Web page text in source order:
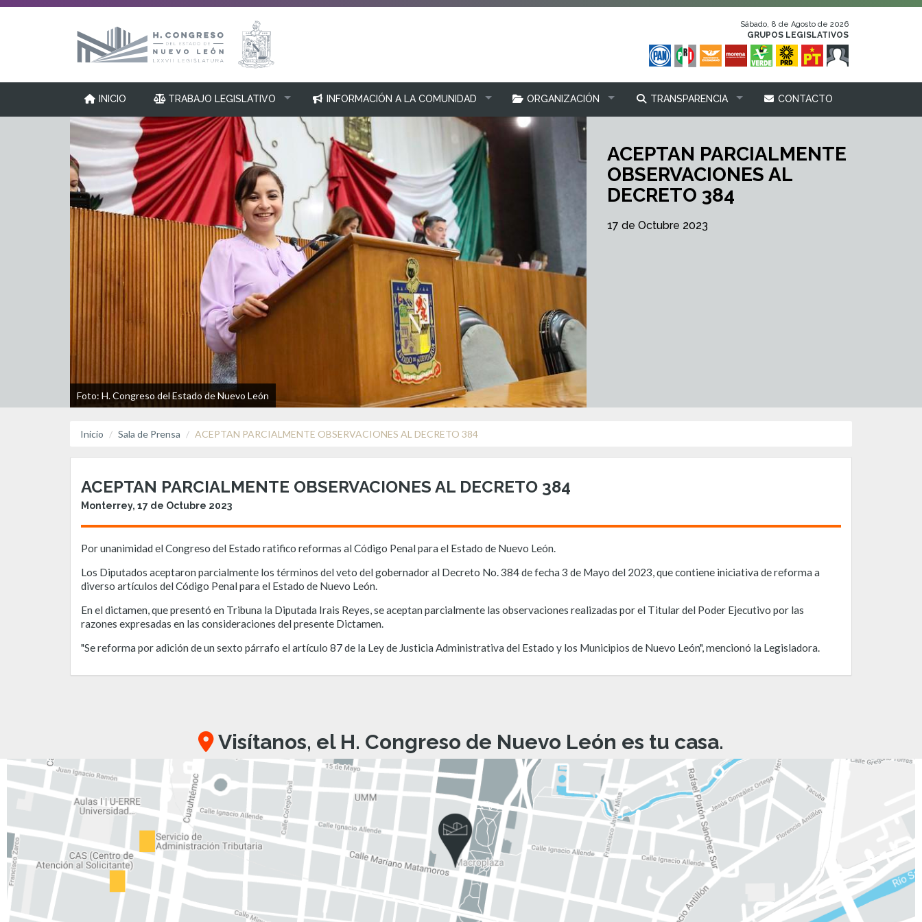
Sábado, 8 de Agosto de 2026
GRUPOS LEGISLATIVOS
INICIO TRABAJO LEGISLATIVO INFORMACIÓN A LA COMUNIDAD ORGANIZACIÓN TRANSPARENCIA CONTACTO
Foto: H. Congreso del Estado de Nuevo León
ACEPTAN PARCIALMENTE
OBSERVACIONES AL
DECRETO 384
17 de Octubre 2023
Inicio Sala de Prensa ACEPTAN PARCIALMENTE OBSERVACIONES AL DECRETO 384
ACEPTAN PARCIALMENTE OBSERVACIONES AL DECRETO 384
Monterrey, 17 de Octubre 2023
Por unanimidad el Congreso del Estado ratifico reformas al Código Penal para el Estado de Nuevo León.
Los Diputados aceptaron parcialmente los términos del veto del gobernador al Decreto No. 384 de fecha 3 de Mayo del 2023, que contiene iniciativa de reforma a
diverso artículos del Código Penal para el Estado de Nuevo León.
En el dictamen, que presentó en Tribuna la Diputada Irais Reyes, se aceptan parcialmente las observaciones realizadas por el Titular del Poder Ejecutivo por las
razones expresadas en las consideraciones del presente Dictamen.
"Se reforma por adición de un sexto párrafo el artículo 87 de la Ley de Justicia Administrativa del Estado y los Municipios de Nuevo León", mencionó la Legisladora.
Visítanos, el H. Congreso de Nuevo León es tu casa.